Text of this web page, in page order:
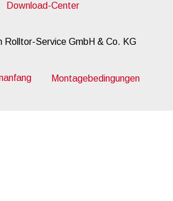
Download-Center
Rolltor-Service GmbH & Co. KG
Montagebedingungen